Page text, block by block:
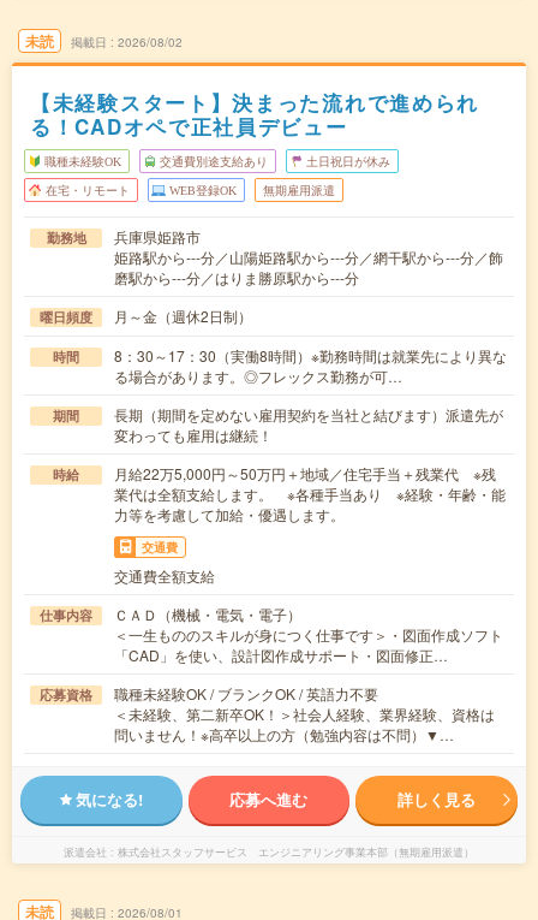
未読 掲載日 2026/08/02
【未経験スタート】決まった流れで進められ
る！CADオペで正社員デビュー
職種未経験OK 交通費別途支給あり 土日祝日が休み
在宅・リモート WEB登録OK 無期雇用派遣
勤務地
兵庫県姫路市
姫路駅から---分／山陽姫路駅から---分／網干駅から---分／飾
磨駅から---分／はりま勝原駅から---分
曜日頻度 月～金（週休2日制）
時間
8：30～17：30（実働8時間）※勤務時間は就業先により異な
る場合があります。◎フレックス勤務が可…
期間
長期（期間を定めない雇用契約を当社と結びます）派遣先が
変わっても雇用は継続！
時給
月給22万5,000円～50万円＋地域／住宅手当＋残業代 ※残
業代は全額支給します。 ※各種手当あり ※経験・年齢・能
力等を考慮して加給・優遇します。
交通費
交通費全額支給
仕事内容
ＣＡＤ（機械・電気・電子）
＜一生もののスキルが身につく仕事です＞・図面作成ソフト
「CAD」を使い、設計図作成サポート・図面修正…
応募資格
職種未経験OK / ブランクOK / 英語力不要
＜未経験、第二新卒OK！＞社会人経験、業界経験、資格は
問いません！※高卒以上の方（勉強内容は不問）▼…
気になる! 応募へ進む 詳しく見る
派遣会社 株式会社スタッフサービス エンジニアリング事業本部（無期雇用派遣）
未読 掲載日 2026/08/01